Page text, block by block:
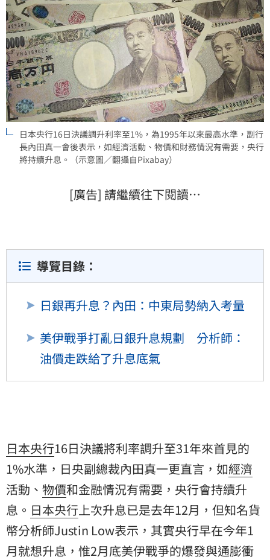
日本央行16日決議調升利率至1%，為1995年以來最高水準，副行
長內田真一會後表示，如經濟活動、物價和財務情況有需要，央行
將持續升息。（示意圖／翻攝自Pixabay）
[廣告] 請繼續往下閱讀…
導覽目錄：
日銀再升息？內田：中東局勢納入考量
美伊戰爭打亂日銀升息規劃 分析師：
油價走跌給了升息底氣
日本央行16日決議將利率調升至31年來首見的
1%水準，日央副總裁內田真一更直言，如經濟
活動、 物價和金融情況有需要，央行會持續升
息。 日本央行上次升息已是去年12月，但知名貨
幣分析師Justin Low表示，其實央行早在今年1
月就想升息，惟2月底美伊戰爭的爆發與通膨衝